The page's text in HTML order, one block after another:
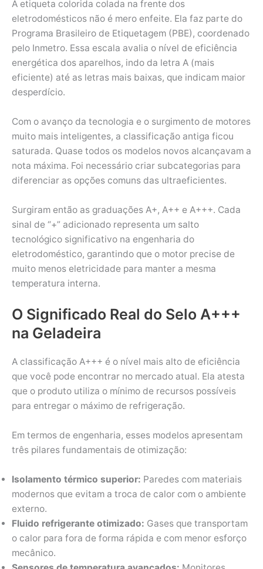
A etiqueta colorida colada na frente dos
eletrodomésticos não é mero enfeite. Ela faz parte do
Programa Brasileiro de Etiquetagem (PBE), coordenado
pelo Inmetro. Essa escala avalia o nível de eficiência
energética dos aparelhos, indo da letra A (mais
eficiente) até as letras mais baixas, que indicam maior
desperdício.
Com o avanço da tecnologia e o surgimento de motores
muito mais inteligentes, a classificação antiga ficou
saturada. Quase todos os modelos novos alcançavam a
nota máxima. Foi necessário criar subcategorias para
diferenciar as opções comuns das ultraeficientes.
Surgiram então as graduações A+, A++ e A+++. Cada
sinal de “+” adicionado representa um salto
tecnológico significativo na engenharia do
eletrodoméstico, garantindo que o motor precise de
muito menos eletricidade para manter a mesma
temperatura interna.
O Significado Real do Selo A+++
na Geladeira
A classificação A+++ é o nível mais alto de eficiência
que você pode encontrar no mercado atual. Ela atesta
que o produto utiliza o mínimo de recursos possíveis
para entregar o máximo de refrigeração.
Em termos de engenharia, esses modelos apresentam
três pilares fundamentais de otimização:
Isolamento térmico superior: Paredes com materiais
modernos que evitam a troca de calor com o ambiente
externo.
Fluido refrigerante otimizado: Gases que transportam
o calor para fora de forma rápida e com menor esforço
mecânico.